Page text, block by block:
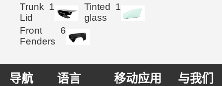
Trunk
Lid
1
Tinted
glass
1
Front
Fenders
6
导航 语言 移动应用
与我们